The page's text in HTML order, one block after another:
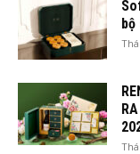
bộ